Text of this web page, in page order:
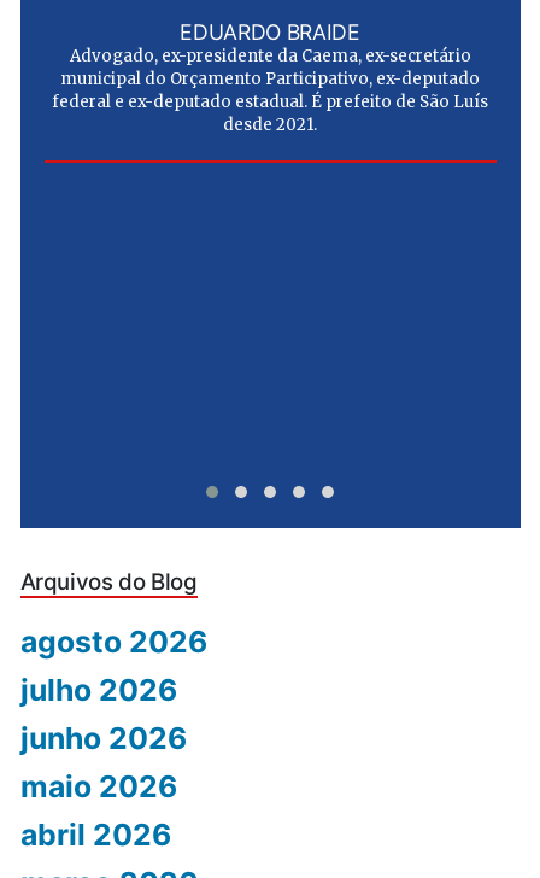
EDUARDO BRAIDE
Advogado, ex-presidente da Caema, ex-secretário
municipal do Orçamento Participativo, ex-deputado
federal e ex-deputado estadual. É prefeito de São Luís
desde 2021.
Arquivos do Blog
agosto 2026
julho 2026
junho 2026
maio 2026
abril 2026